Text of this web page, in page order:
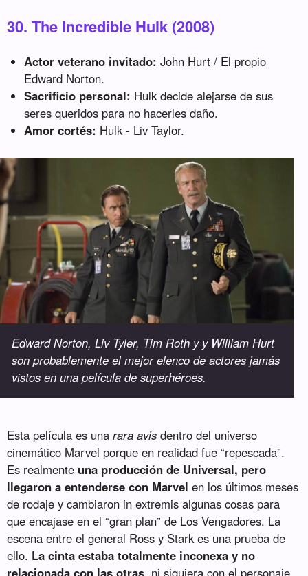
30. The Incredible Hulk (2008)
Actor veterano invitado: John Hurt / El propio
Edward Norton.
Sacrificio personal: Hulk decide alejarse de sus
seres queridos para no hacerles daño.
Amor cortés: Hulk - Liv Taylor.
Edward Norton, Liv Tyler, Tim Roth y y William Hurt
son probablemente el mejor elenco de actores jamás
vistos en una película de superhéroes.
Esta película es unarara avis dentro del universo
cinemático Marvel porque en realidad fue “repescada”.
Es realmente una producción de Universal, pero
llegaron a entenderse con Marvel en los últimos meses
de rodaje y cambiaron in extremis algunas cosas para
que encajase en el “gran plan” de Los Vengadores. La
escena entre el general Ross y Stark es una prueba de
ello. La cinta estaba totalmente inconexa y no
relacionada con las otras , ni siquiera con el personaje